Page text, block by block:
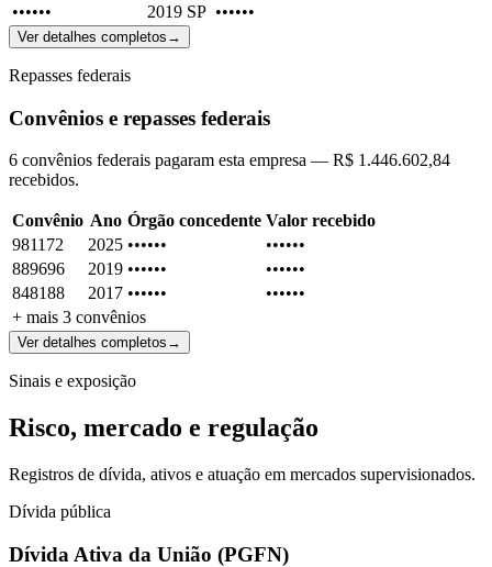
••••••
2019 SP ••••••
Ver detalhes completos →
Repasses federais
Convênios e repasses federais
6 convênios federais pagaram esta empresa — R$ 1.446.602,84
recebidos.
Convênio Ano Órgão concedente Valor recebido
981172
2025 ••••••
••••••
889696
2019 ••••••
••••••
848188
2017 ••••••
••••••
+ mais 3 convênios
Ver detalhes completos →
Sinais e exposição
Risco, mercado e regulação
Registros de dívida, ativos e atuação em mercados supervisionados.
Dívida pública
Dívida Ativa da União (PGFN)